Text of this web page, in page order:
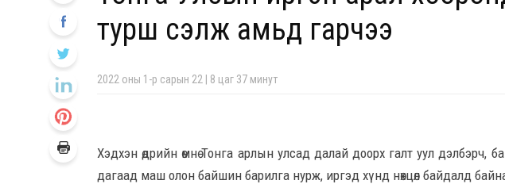
турш сэлж амьд гарчээ
2022 оны 1-р сарын 22 | 8 цаг 37 минут
Хэдхэн өдрийн өмнө Тонга арлын улсад далай доорх галт уул дэлбэрч,
дагаад маш олон байшин барилга нурж, иргэд хүнд нөхцөл байдалд